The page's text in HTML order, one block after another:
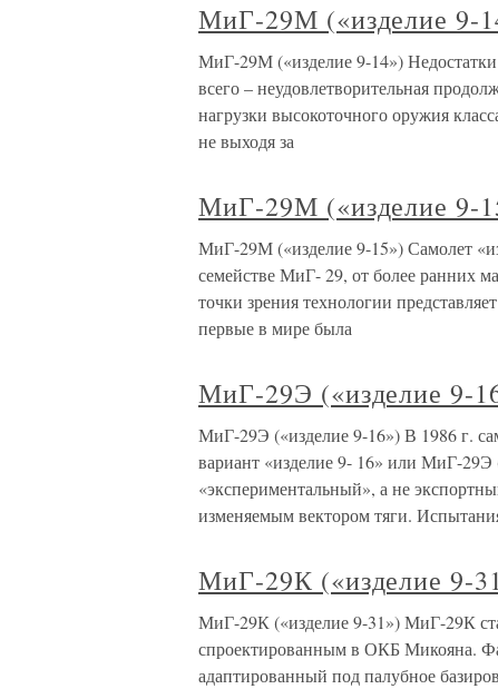
МиГ-29М («изделие 9-
МиГ-29М («изделие 9-14»)
всего – неудовлетворительная
нагрузки высокоточного оружия
не выходя за
МиГ-29М («изделие 9-
МиГ-29М («изделие 9-15») Самолет
семействе МиГ- 29, от более ранних
точки зрения технологии
первые в мире была
МиГ-29Э («изделие 9-
МиГ-29Э («изделие 9-16») В 1986 г.
вариант «изделие 9- 16» или МиГ-29Э
«экспериментальный», а не
изменяемым вектором тяги.
МиГ-29К («изделие 9-
МиГ-29К («изделие 9-31») МиГ-29К
спроектированным в ОКБ Микояна.
адаптированный под палубное